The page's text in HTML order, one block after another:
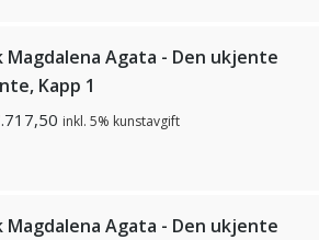
Magdalena Agata - Den ukjente
Kapp 1
inkl. 5% kunstavgift
Magdalena Agata - Den ukjente